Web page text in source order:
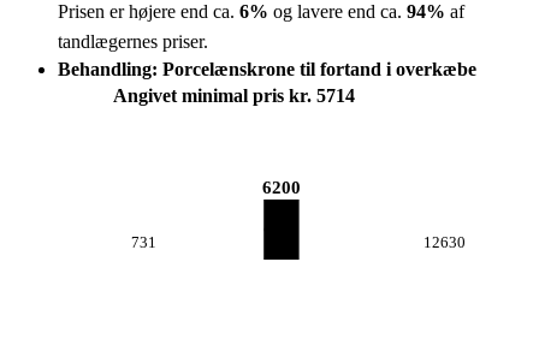
Prisen er højere end ca. 6% og lavere end ca. 94% af
tandlægernes priser.
Behandling: Porcelænskrone til fortand i overkæbe
Angivet minimal pris kr. 5714
731
6200
12630